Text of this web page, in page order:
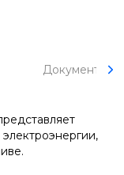
Документы